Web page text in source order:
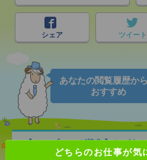
どちらのお仕事が気
シェア ツイート
あなたの閲覧履歴か
おすすめ
【オープニング募集】おばあ
いも仕事の1つ[派遣]